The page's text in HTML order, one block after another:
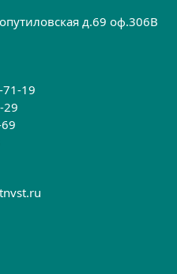
д.69 оф.306B
19
29